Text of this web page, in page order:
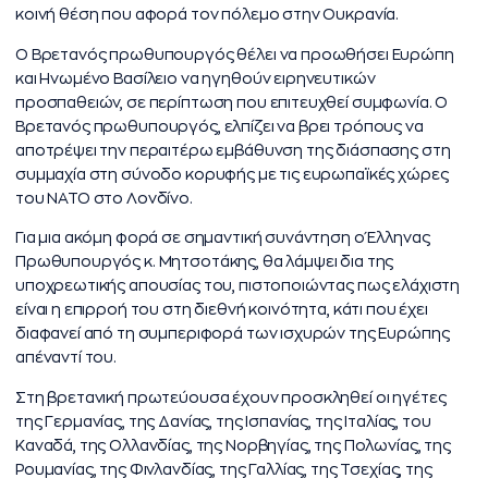
κοινή θέση που αφορά τον πόλεμο στην Ουκρανία.
Ο Βρετανός πρωθυπουργός θέλει να προωθήσει Ευρώπη
και Ηνωμένο Βασίλειο να ηγηθούν ειρηνευτικών
προσπαθειών, σε περίπτωση που επιτευχθεί συμφωνία. Ο
Βρετανός πρωθυπουργός, ελπίζει να βρει τρόπους να
αποτρέψει την περαιτέρω εμβάθυνση της διάσπασης στη
συμμαχία στη σύνοδο κορυφής με τις ευρωπαϊκές χώρες
του ΝΑΤΟ στο Λονδίνο.
Για μια ακόμη φορά σε σημαντική συνάντηση ο Έλληνας
Πρωθυπουργός κ. Μητσοτάκης, θα λάμψει δια της
υποχρεωτικής απουσίας του, πιστοποιώντας πως ελάχιστη
είναι η επιρροή του στη διεθνή κοινότητα, κάτι που έχει
διαφανεί από τη συμπεριφορά των ισχυρών της Ευρώπης
απέναντί του.
Στη βρετανική πρωτεύουσα έχουν προσκληθεί οι ηγέτες
της Γερμανίας, της Δανίας, της Ισπανίας, της Ιταλίας, του
Καναδά, της Ολλανδίας, της Νορβηγίας, της Πολωνίας, της
Ρουμανίας, της Φινλανδίας, της Γαλλίας, της Τσεχίας, της